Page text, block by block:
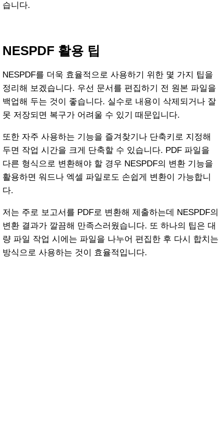
습니다.
NESPDF 활용 팁
NESPDF를 더욱 효율적으로 사용하기 위한 몇 가지 팁을
정리해 보겠습니다. 우선 문서를 편집하기 전 원본 파일을
백업해 두는 것이 좋습니다. 실수로 내용이 삭제되거나 잘
못 저장되면 복구가 어려울 수 있기 때문입니다.
또한 자주 사용하는 기능을 즐겨찾기나 단축키로 지정해
두면 작업 시간을 크게 단축할 수 있습니다. PDF 파일을
다른 형식으로 변환해야 할 경우 NESPDF의 변환 기능을
활용하면 워드나 엑셀 파일로도 손쉽게 변환이 가능합니
다.
저는 주로 보고서를 PDF로 변환해 제출하는데 NESPDF의
변환 결과가 깔끔해 만족스러웠습니다. 또 하나의 팁은 대
량 파일 작업 시에는 파일을 나누어 편집한 후 다시 합치는
방식으로 사용하는 것이 효율적입니다.